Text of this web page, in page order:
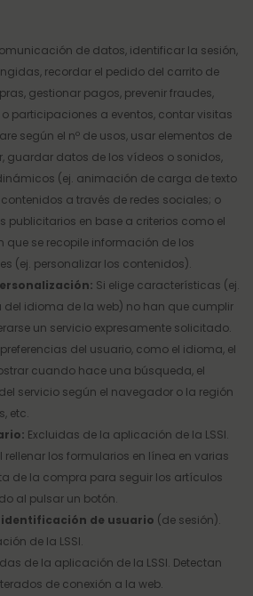
de datos, identificar la sesión,
recordar el pedido del carrito de
gestionar pagos, prevenir fraudes,
participaciones a eventos, contar visitas
según el nº de usos, usar elementos de
guardar datos de los vídeos o sonidos,
(ej. animación de carga de texto
a través de redes sociales; o
publicitarios en base a criterios como el
que se recopile información de los
(ej. personalizar los contenidos).
Si elige características (ej.
idioma de la web) no han que cumplir
un servicio expresamente solicitado.
del usuario, como el idioma, el
cuando hace una búsqueda, el
servicio según el navegador o la región
etc.
Excluidas de la aplicación de la LSSI.
los formularios en línea en varias
de la compra para seguir los artículos
al pulsar un botón.
de usuario (de sesión).
de la LSSI.
de la aplicación de la LSSI. Detectan
de conexión a la web.